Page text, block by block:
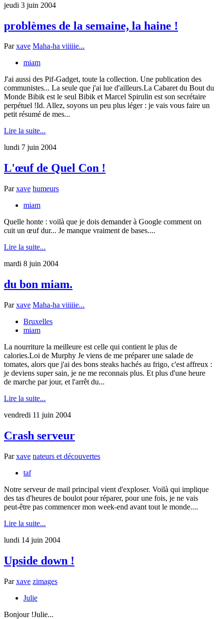
jeudi 3 juin 2004
problèmes de la semaine, la haine !
Parxave Maha-ha viiiiie...
miam
J'ai aussi des Pif-Gadget, toute la collection. Une publication des
communistes... La seule que j'ai lue d'ailleurs.La Cabaret du Bout du
Monde Bibik est le seul Bibik et Marcel Spirulin est son secrétaire
perpétuel !Id. Allez, soyons un peu plus léger : je vais vous faire un
petit résumé de mes...
Lire la suite...
lundi 7 juin 2004
L'œuf de Quel Con !
Parxave humeurs
miam
Quelle honte : voilà que je dois demander à Google comment on
cuit un œuf dur... Je manque vraiment de bases....
Lire la suite...
mardi 8 juin 2004
du bon miam.
Parxave Maha-ha viiiiie...
Bruxelles
miam
La nourriture la meilleure est celle qui contient le plus de
calories.Loi de Murphy Je viens de me préparer une salade de
tomates, alors que j'ai des bons steaks hachés au frigo, c'est affreux :
je deviens super sain, je ne me reconnais plus. Et plus d'une heure
de marche par jour, et l'arrêt du...
Lire la suite...
vendredi 11 juin 2004
Crash serveur
Parxave nateurs et découvertes
taf
Notre serveur de mail principal vient d'exploser. Voilà qui implique
des tas d'heures de boulot pour réparer, pour une fois, je ne vais
peut-être pas commencer mon week-end avant tout le monde....
Lire la suite...
lundi 14 juin 2004
Upside down !
Parxave zimages
Julie
Bonjour !Julie...